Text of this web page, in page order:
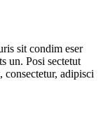
sit condim eser
un. Posi sectetut
consectetur, adipisci